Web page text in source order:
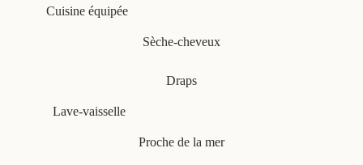
Cuisine équipée
Sèche-cheveux
Draps
Lave-vaisselle
Proche de la mer